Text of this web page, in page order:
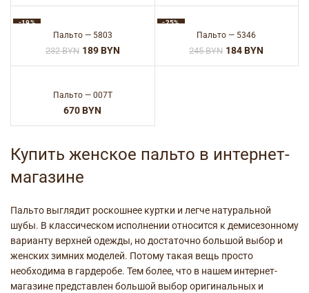
-19%
Пальто — 5803
232BYN 189BYN
-25%
Пальто — 5346
245BYN 184BYN
Пальто — 007T
BYN
Купить женское пальто в интернет-
магазине
Пальто выглядит роскошнее куртки и легче натуральной
шубы. В классическом исполнении относится к демисезонному
варианту верхней одежды, но достаточно большой выбор и
женских зимних моделей. Потому такая вещь просто
необходима в гардеробе. Тем более, что в нашем интернет-
магазине представлен большой выбор оригинальных и